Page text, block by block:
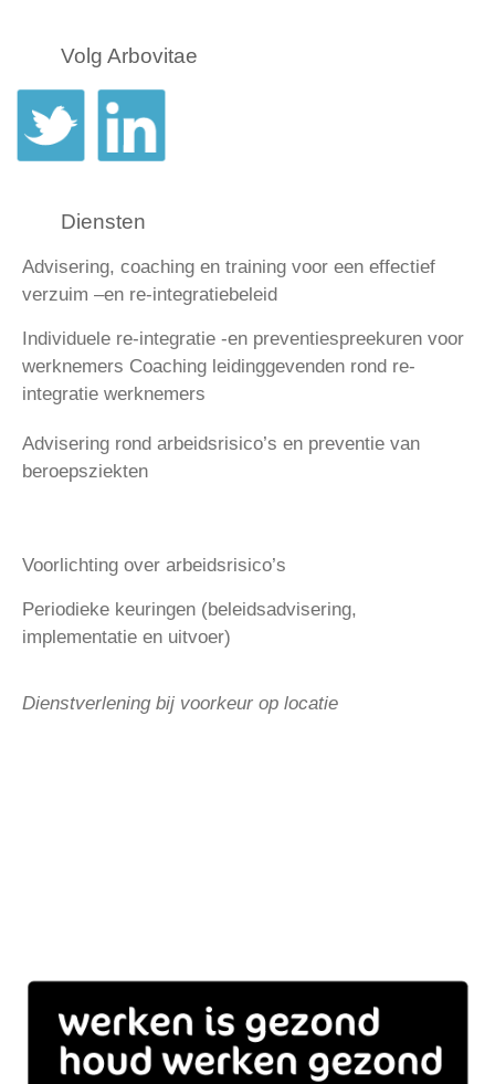
Volg Arbovitae
Diensten
Advisering, coaching en training voor een effectief
verzuim –en re-integratiebeleid
Individuele re-integratie -en preventiespreekuren voor
werknemers Coaching leidinggevenden rond re-
integratie werknemers
Advisering rond arbeidsrisico’s en preventie van
beroepsziekten
Voorlichting over arbeidsrisico’s
Periodieke keuringen (beleidsadvisering,
implementatie en uitvoer)
Dienstverlening bij voorkeur op locatie